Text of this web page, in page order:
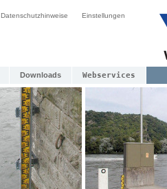
Datenschutzhinweise Einstellungen
Downloads Webservices